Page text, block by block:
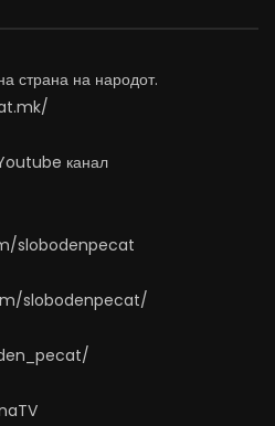
страна на народот.
канал
slobodenpecat
slobodenpecat/